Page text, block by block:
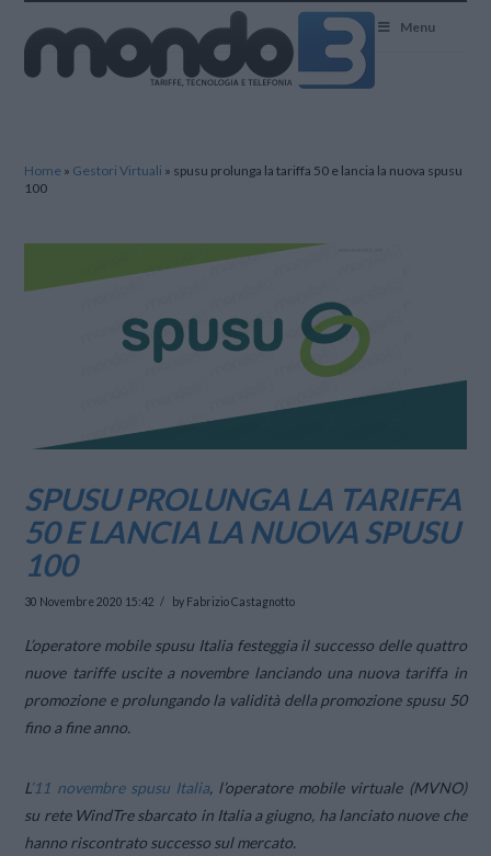
Menu
Home » Gestori Virtuali » spusu prolunga la tariffa 50 e lancia la nuova spusu
100
SPUSU PROLUNGA LA TARIFFA
50 E LANCIA LA NUOVA SPUSU
100
30 Novembre 2020 15:42 by Fabrizio Castagnotto
L’operatore mobile spusu Italia festeggia il successo delle quattro
nuove tariffe uscite a novembre lanciando una nuova tariffa in
promozione e prolungando la validità della promozione spusu 50
fino a fine anno.
L’11 novembre spusu Italia, l’operatore mobile virtuale (MVNO)
su rete WindTre sbarcato in Italia a giugno, ha lanciato nuove che
hanno riscontrato successo sul mercato.